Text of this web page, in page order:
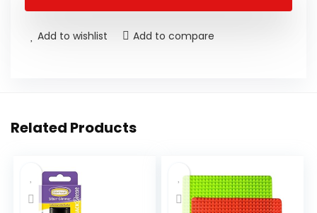
Add to wishlist Add to compare
Related Products